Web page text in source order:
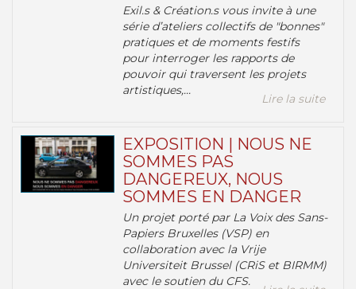
Exil.s & Création.s vous invite à une
série d’ateliers collectifs de "bonnes"
pratiques et de moments festifs
pour interroger les rapports de
pouvoir qui traversent les projets
artistiques,...
Lire la suite
EXPOSITION | NOUS NE
SOMMES PAS
DANGEREUX, NOUS
SOMMES EN DANGER
Un projet porté par La Voix des Sans-
Papiers Bruxelles (VSP) en
collaboration avec la Vrije
Universiteit Brussel (CRiS et BIRMM)
avec le soutien du CFS.